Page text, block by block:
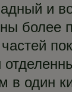
и
более
в один